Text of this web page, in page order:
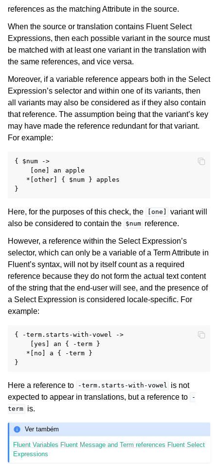
references as the matching Attribute in the source.
When the source or translation contains Fluent Select
Expressions, then each possible variant in the source must
be matched with at least one variant in the translation with
the same references, and vice versa.
Moreover, if a variable reference appears both in the Select
Expression’s selector and within one of its variants, then
all variants may also be considered as if they also contain
that reference. The assumption being that the variant’s key
may have made the reference redundant for that variant.
For example:
{ $num ->
    [one] an apple
   *[other] { $num } apples
Here, for the purposes of this check, the [one]
variant will
also be considered to contain the $num reference.
However, a reference within the Select Expression’s
selector, which can only be a variable of a Term Attribute in
Fluent’s syntax, will not by itself count as a required
reference because they do not form the actual text content
of the string that the end-user will see, and the presence of
a Select Expression is considered locale-specific. For
example:
{ -term.starts-with-vowel ->
    [yes] an { -term }
   *[no] a { -term }
Here a reference to -term.starts-with-vowel is not
expected to appear in translations, but a reference to
-
term is.
Ver também
Fluent Variables Fluent Message and Term references Fluent Select
Expressions